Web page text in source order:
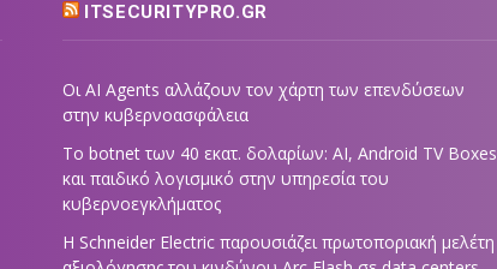
ITSECURITYPRO.GR
Οι AI Agents αλλάζουν τον χάρτη των επενδύσεων
στην κυβερνοασφάλεια
Το botnet των 40 εκατ. δολαρίων: AI, Android TV Boxes
και παιδικό λογισμικό στην υπηρεσία του
κυβερνοεγκλήματος
Η Schneider Electric παρουσιάζει πρωτοποριακή μελέτη